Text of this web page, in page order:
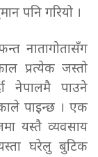
पनि गरियो ।
नातागोतासँग
प्रत्येक जस्तो
नेपालमै पाउने
पाइन्छ । एक
यस्तै व्यवसाय
घरेलु बुटिक